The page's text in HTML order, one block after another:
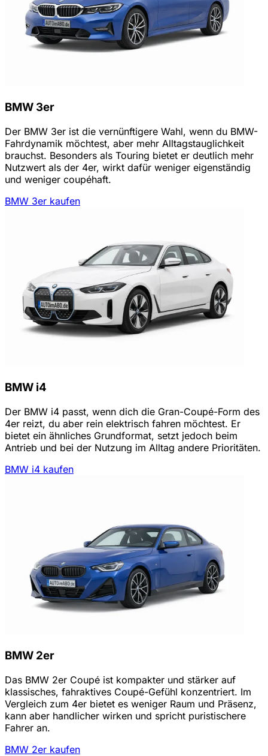
BMW 3er
Der BMW 3er ist die vernünftigere Wahl, wenn du BMW-
Fahrdynamik möchtest, aber mehr Alltagstauglichkeit
brauchst. Besonders als Touring bietet er deutlich mehr
Nutzwert als der 4er, wirkt dafür weniger eigenständig
und weniger coupéhaft.
BMW 3er kaufen
BMW i4
Der BMW i4 passt, wenn dich die Gran-Coupé-Form des
4er reizt, du aber rein elektrisch fahren möchtest. Er
bietet ein ähnliches Grundformat, setzt jedoch beim
Antrieb und bei der Nutzung im Alltag andere Prioritäten.
BMW i4 kaufen
BMW 2er
Das BMW 2er Coupé ist kompakter und stärker auf
klassisches, fahraktives Coupé-Gefühl konzentriert. Im
Vergleich zum 4er bietet es weniger Raum und Präsenz,
kann aber handlicher wirken und spricht puristischere
Fahrer an.
BMW 2er kaufen